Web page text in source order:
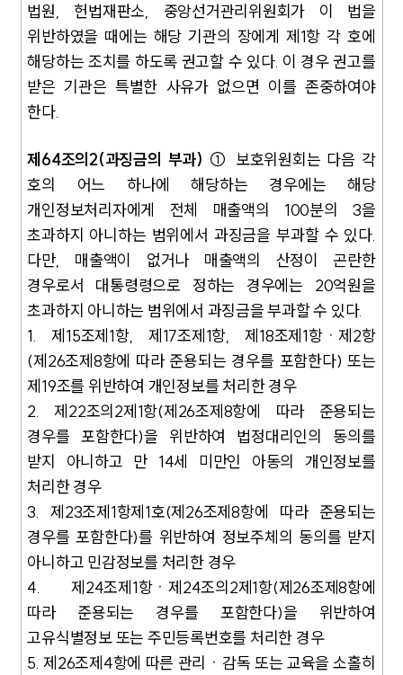
법원, 헌법재판소, 중앙선거관리위원회가 이 법을
위반하였을 때에는 해당 기관의 장에게 제1항 각 호에
해당하는 조치를 하도록 권고할 수 있다. 이 경우 권고를
받은 기관은 특별한 사유가 없으면 이를 존중하여야
한다.
제64조의2(과징금의 부과) ① 보호위원회는 다음 각
호의 어느 하나에 해당하는 경우에는 해당
개인정보처리자에게 전체 매출액의 100분의 3을
초과하지 아니하는 범위에서 과징금을 부과할 수 있다.
다만, 매출액이 없거나 매출액의 산정이 곤란한
경우로서 대통령령으로 정하는 경우에는 20억원을
초과하지 아니하는 범위에서 과징금을 부과할 수 있다.
1. 제15조제1항, 제17조제1항, 제18조제1항ㆍ제2항
(제26조제8항에 따라 준용되는 경우를 포함한다) 또는
제19조를 위반하여 개인정보를 처리한 경우
2. 제22조의2제1항(제26조제8항에 따라 준용되는
경우를 포함한다)을 위반하여 법정대리인의 동의를
받지 아니하고 만 14세 미만인 아동의 개인정보를
처리한 경우
3. 제23조제1항제1호(제26조제8항에 따라 준용되는
경우를 포함한다)를 위반하여 정보주체의 동의를 받지
아니하고 민감정보를 처리한 경우
4. 제24조제1항ㆍ제24조의2제1항(제26조제8항에
따라 준용되는 경우를 포함한다)을 위반하여
고유식별정보 또는 주민등록번호를 처리한 경우
5. 제26조제4항에 따른 관리ㆍ감독 또는 교육을 소홀히